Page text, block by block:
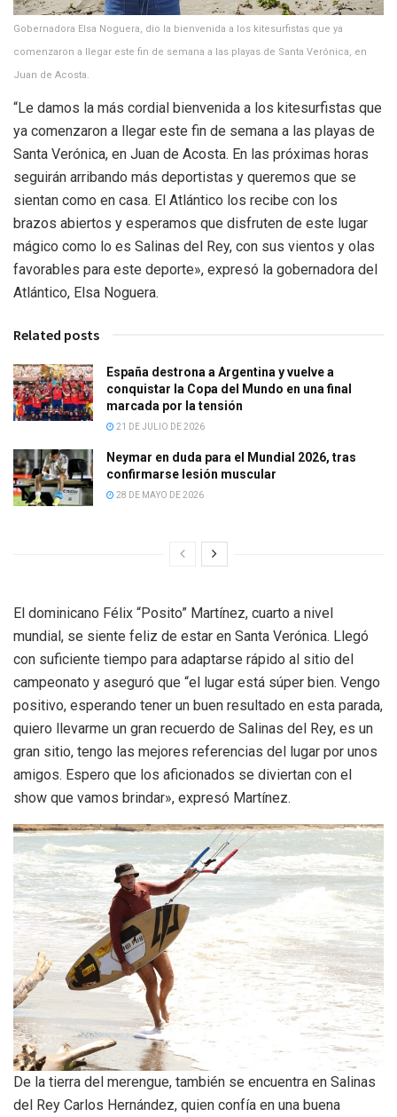
Gobernadora Elsa Noguera, dio la bienvenida a los kitesurfistas que ya
comenzaron a llegar este fin de semana a las playas de Santa Verónica, en
Juan de Acosta.
“Le damos la más cordial bienvenida a los kitesurfistas que
ya comenzaron a llegar este fin de semana a las playas de
Santa Verónica, en Juan de Acosta. En las próximas horas
seguirán arribando más deportistas y queremos que se
sientan como en casa. El Atlántico los recibe con los
brazos abiertos y esperamos que disfruten de este lugar
mágico como lo es Salinas del Rey, con sus vientos y olas
favorables para este deporte», expresó la gobernadora del
Atlántico, Elsa Noguera.
Related posts
España destrona a Argentina y vuelve a
conquistar la Copa del Mundo en una final
marcada por la tensión
21 DE JULIO DE 2026
Neymar en duda para el Mundial 2026, tras
confirmarse lesión muscular
28 DE MAYO DE 2026
El dominicano Félix “Posito” Martínez, cuarto a nivel
mundial, se siente feliz de estar en Santa Verónica. Llegó
con suficiente tiempo para adaptarse rápido al sitio del
campeonato y aseguró que “el lugar está súper bien. Vengo
positivo, esperando tener un buen resultado en esta parada,
quiero llevarme un gran recuerdo de Salinas del Rey, es un
gran sitio, tengo las mejores referencias del lugar por unos
amigos. Espero que los aficionados se diviertan con el
show que vamos brindar», expresó Martínez.
De la tierra del merengue, también se encuentra en Salinas
del Rey Carlos Hernández, quien confía en una buena